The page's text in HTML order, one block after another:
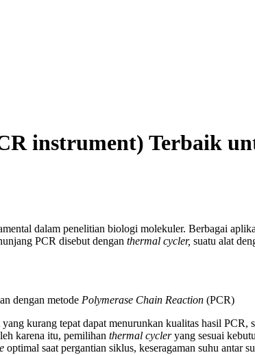
instrument) Terbaik
dalam penelitian biologi molekuler. Berbagai
PCR disebut dengan thermal cycler, suatu alat
dengan metode Polymerase Chain Reaction (PCR)
kurang tepat dapat menurunkan kualitas hasil
karena itu, pemilihan thermal cycleryang sesuai
optimal saat pergantian siklus, keseragaman suhu antar